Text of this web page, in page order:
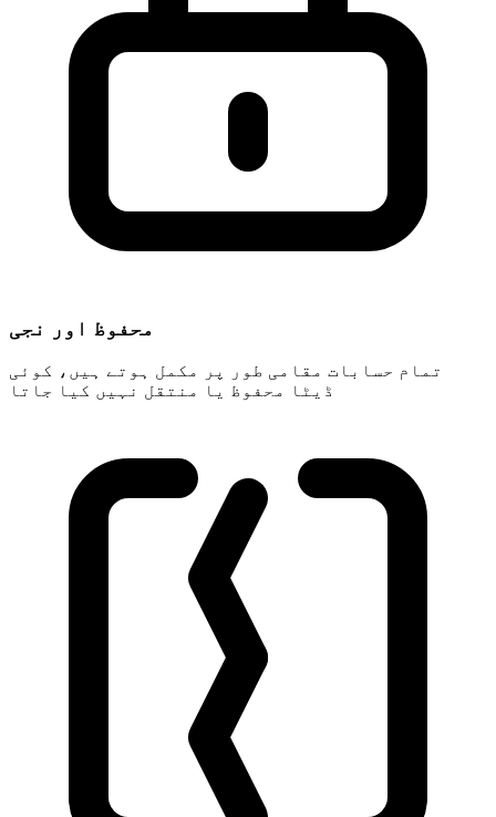
محفوظ اور نجی
تمام حسابات مقامی طور پر مکمل ہوتے ہیں، کوئی
ڈیٹا محفوظ یا منتقل نہیں کیا جاتا